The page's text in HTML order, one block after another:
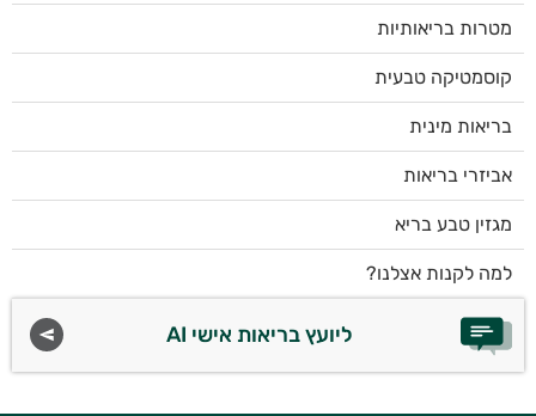
מטרות בריאותיות
קוסמטיקה טבעית
בריאות מינית
אביזרי בריאות
מגזין טבע בריא
למה לקנות אצלנו?
ליועץ בריאות אישי AI